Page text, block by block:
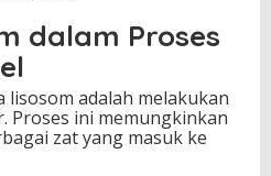
dalam Proses
lisosom adalah melakukan
Proses ini memungkinkan
zat yang masuk ke